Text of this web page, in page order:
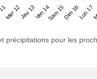
Mer 12Jeu 13Ven 14Sam 15Dim 16Lun 17
précipitations pour les